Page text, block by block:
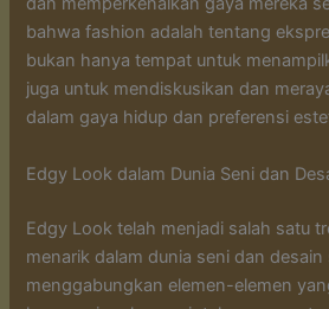
bahwa fashion adalah tentang
bukan hanya tempat untuk
juga untuk mendiskusikan dan
dalam gaya hidup dan preferensi
Edgy Look dalam Dunia Seni dan
Edgy Look telah menjadi salah satu
menarik dalam dunia seni dan desain
menggabungkan elemen-elemen